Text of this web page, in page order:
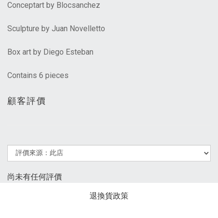
Conceptart by Blocsanchez
Sculpture by Juan Novelletto
Box art by Diego Esteban
Contains 6 pieces
顧客評價
尚未有任何評價
退換貨政策